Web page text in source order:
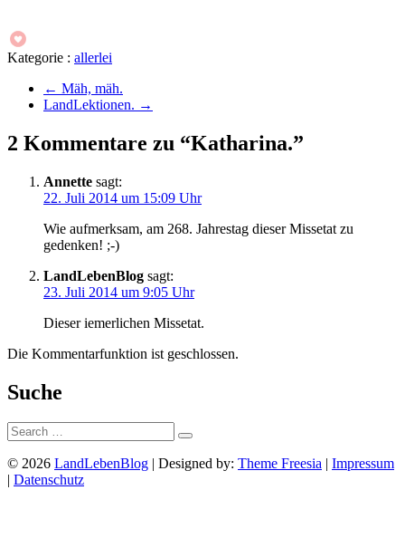
Kategorie : allerlei
← Mäh, mäh.
LandLektionen. →
2 Kommentare zu “Katharina.”
Annette sagt:
22. Juli 2014 um 15:09 Uhr
Wie aufmerksam, am 268. Jahrestag dieser Missetat zu
gedenken! ;-)
LandLebenBlog sagt:
23. Juli 2014 um 9:05 Uhr
Dieser iemerlichen Missetat.
Die Kommentarfunktion ist geschlossen.
Suche
Suche:
© 2026 LandLebenBlog | Designed by: Theme Freesia | Impressum
| Datenschutz